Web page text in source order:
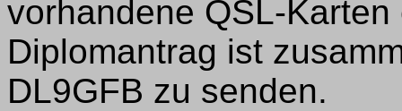
vorhandene QSL-
Diplomantrag ist
DL9GFB zu senden.